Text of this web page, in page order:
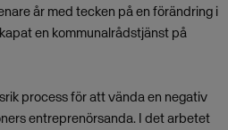
år med tecken på en förändring i
en kommunalrådstjänst på
process för att vända en negativ
entreprenörsanda. I det arbetet